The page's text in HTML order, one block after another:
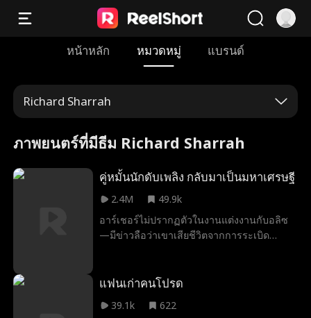
หน้าหลัก หมวดหมู่ แบรนด์
Richard Sharrah
ภาพยนตร์ที่มีธีม Richard Sharrah
คู่หมั้นนักดับเพลิง กลับมาเป็นมหาเศรษฐี
2.4M
49.9k
อาร์เชอร์ไม่ปรากฏตัวในงานแต่งงานกับอลิซ
—มีข่าวลือว่าเขาเสียชีวิตจากการระเบิด
งานแต่งงานใหม่ อลิซเห็นสามีของเธออีกครั้ง
แฟนเก่าคนโปรด
39.1k
622